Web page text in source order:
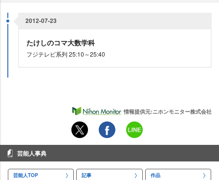
2012-07-23
たけしのコマ大数学科
フジテレビ系列 25:10～25:40
情報提供元:ニホンモニター株式会社
芸能人事典
芸能人TOP 記事 作品